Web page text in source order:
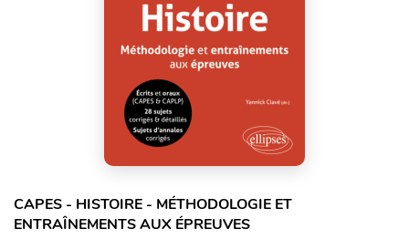
CAPES - HISTOIRE - MÉTHODOLOGIE ET
ENTRAÎNEMENTS AUX ÉPREUVES